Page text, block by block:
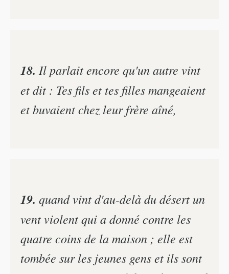
18. Il parlait encore qu'un autre vint
et dit : Tes fils et tes filles mangeaient
et buvaient chez leur frère aîné,
19. quand vint d'au-delà du désert un
vent violent qui a donné contre les
quatre coins de la maison ; elle est
tombée sur les jeunes gens et ils sont